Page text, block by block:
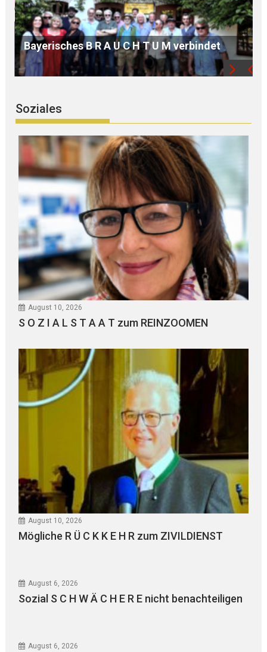
S O Z I A L S T A A T zum REINZOOMEN
Soziales
August 10, 2026
S O Z I A L S T A A T zum REINZOOMEN
August 10, 2026
Mögliche R Ü C K K E H R zum ZIVILDIENST
August 6, 2026
Sozial S C H W Ä C H E R E nicht benachteiligen
August 6, 2026